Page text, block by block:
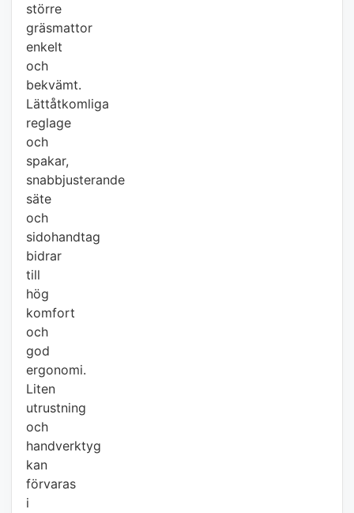
större
gräsmattor
enkelt
och
bekvämt.
Lättåtkomliga
reglage
och
spakar,
snabbjusterande
säte
och
sidohandtag
bidrar
till
hög
komfort
och
god
ergonomi.
Liten
utrustning
och
handverktyg
kan
förvaras
i